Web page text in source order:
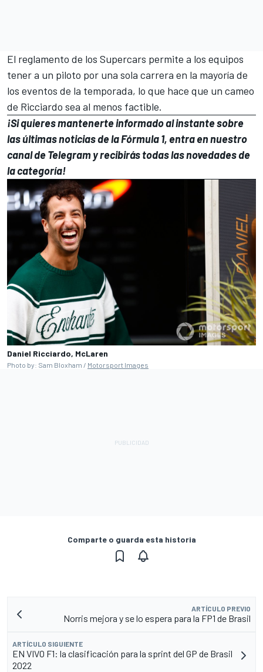
El reglamento de los Supercars permite a los equipos
tener a un piloto por una sola carrera en la mayoría de
los eventos de la temporada, lo que hace que un cameo
de Ricciardo sea al menos factible.
¡Si quieres mantenerte informado al instante sobre
las últimas noticias de la Fórmula 1, entra ennuestro
canal de Telegramy recibirás todas las novedades de
la categoría!
Daniel Ricciardo, McLaren
Photo by: Sam Bloxham / Motorsport Images
Comparte o guarda esta historia
ARTÍCULO PREVIO
Norris mejora y se lo espera para la FP1 de Brasil
ARTÍCULO SIGUIENTE
EN VIVO F1: la clasificación para la sprint del GP de Brasil
2022